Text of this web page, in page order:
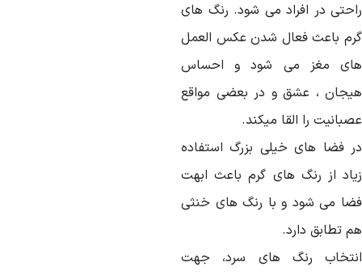
در افراد می شود. رنگ های
باعث فعال شدن عکس العمل
مغز می شود و احساس
، عشق و در بعضی مواقع
را القا میکند.
فضا های خیلی بزرگ استفاده
از رنگ های گرم باعث ابهت
می شود و با رنگ های خنثی
تطابق دارد.
رنگ های سرد، جهت